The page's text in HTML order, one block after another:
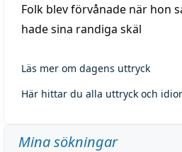
Folk blev förvånade när hon
hade sina randiga skäl
Läs mer om dagens uttryck
Här hittar du alla uttryck och
Mina sökningar